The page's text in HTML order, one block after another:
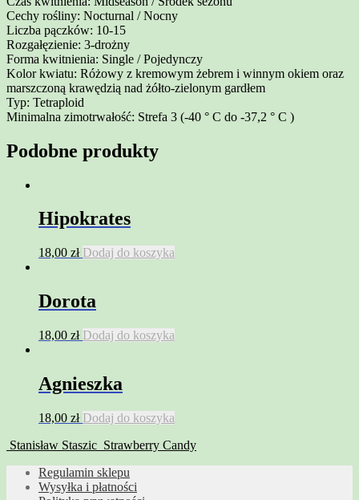
Cechy rośliny: Nocturnal / Nocny
Liczba pączków: 10-15
Rozgałęzienie: 3-drożny
Forma kwitnienia: Single / Pojedynczy
Kolor kwiatu: Różowy z kremowym żebrem i winnym okiem oraz
marszczoną krawędzią nad żółto-zielonym gardłem
Typ: Tetraploid
Minimalna zimotrwałość: Strefa 3 (-40 ° C do -37,2 ° C )
Podobne produkty
Hipokrates
18,00 zł Dodaj do koszyka
Dorota
18,00 zł Dodaj do koszyka
Agnieszka
18,00 zł Dodaj do koszyka
Stanisław Staszic Strawberry Candy
Regulamin sklepu
Wysyłka i płatności